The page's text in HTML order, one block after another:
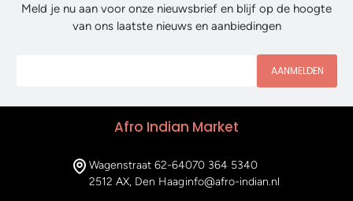
Meld je nu aan voor onze nieuwsbrief en blijf op de hoogte
van ons laatste nieuws en aanbiedingen
AANMELDEN
Afro Indian Market
Wagenstraat 62-64
2512 AX, Den Haag
070 364 5340
info@afro-indian.nl